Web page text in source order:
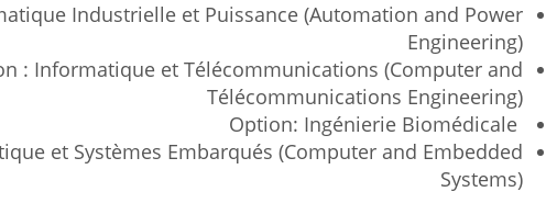
Industrielle et Puissance (Automation and Power
Engineering)
: Informatique et Télécommunications (Computer and
Télécommunications Engineering)
Option: Ingénierie Biomédicale
et Systèmes Embarqués (Computer and Embedded
Systems)